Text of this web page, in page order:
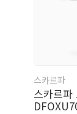
스카르파
스카르파